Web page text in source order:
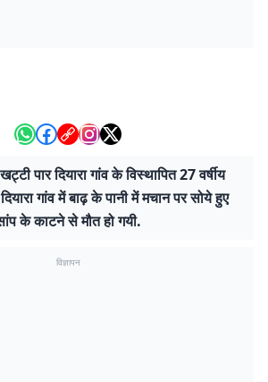
पार दियारा गांव के विस्थापित 27 वर्षीय
गांव में बाढ़ के पानी में मचान पर सोये हुए
के काटने से मौत हो गयी.
विज्ञापन